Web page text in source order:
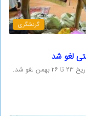
گردشگری
لغو شد
برگزاری نمایشگاه گردشگری و صنایع دستی در تاریخ ۲۳ تا ۲۶ بهمن لغو شد.